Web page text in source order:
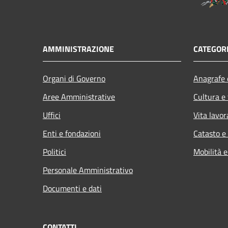
AMMINISTRAZIONE
Organi di Governo
Aree Amministrative
Uffici
Enti e fondazioni
Politici
Personale Amministrativo
Documenti e dati
Cultura
Vita
Catasto
Mobilità